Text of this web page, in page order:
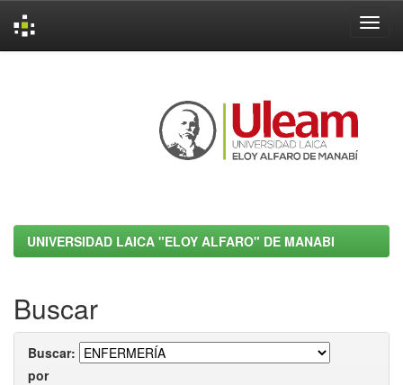
UNIVERSIDAD LAICA "ELOY ALFARO" DE MANABI
Buscar
Buscar:
por